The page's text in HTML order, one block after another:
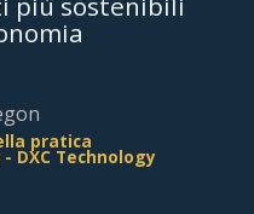
pratica
DXC Technology